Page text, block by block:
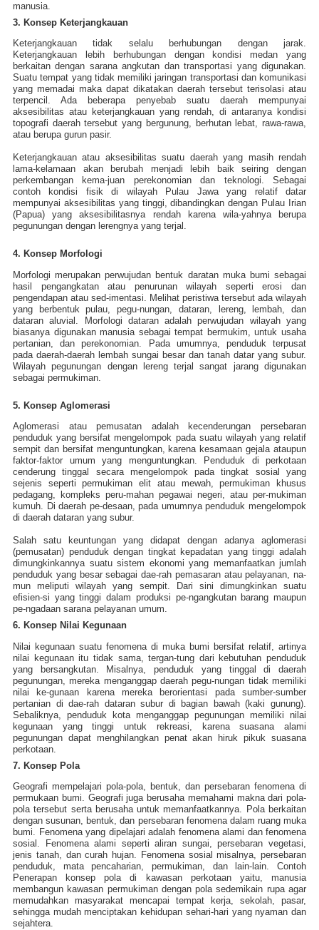
manusia.
3. Konsep Keterjangkauan
Keterjangkauan tidak selalu berhubungan dengan jarak.
Keterjangkauan lebih berhubungan dengan kondisi medan yang
berkaitan dengan sarana angkutan dan transportasi yang digunakan.
Suatu tempat yang tidak memiliki jaringan transportasi dan komunikasi
yang memadai maka dapat dikatakan daerah tersebut terisolasi atau
terpencil. Ada beberapa penyebab suatu daerah mempunyai
aksesibilitas atau keterjangkauan yang rendah, di antaranya kondisi
topografi daerah tersebut yang bergunung, berhutan lebat, rawa-rawa,
atau berupa gurun pasir.
Keterjangkauan atau aksesibilitas suatu daerah yang masih rendah
lama-kelamaan akan berubah menjadi lebih baik seiring dengan
perkembangan kema-juan perekonomian dan teknologi. Sebagai
contoh kondisi fisik di wilayah Pulau Jawa yang relatif datar
mempunyai aksesibilitas yang tinggi, dibandingkan dengan Pulau Irian
(Papua) yang aksesibilitasnya rendah karena wila-yahnya berupa
pegunungan dengan lerengnya yang terjal.
4. Konsep Morfologi
Morfologi merupakan perwujudan bentuk daratan muka bumi sebagai
hasil pengangkatan atau penurunan wilayah seperti erosi dan
pengendapan atau sed-imentasi. Melihat peristiwa tersebut ada wilayah
yang berbentuk pulau, pegu-nungan, dataran, lereng, lembah, dan
dataran aluvial. Morfologi dataran adalah perwujudan wilayah yang
biasanya digunakan manusia sebagai tempat bermukim, untuk usaha
pertanian, dan perekonomian. Pada umumnya, penduduk terpusat
pada daerah-daerah lembah sungai besar dan tanah datar yang subur.
Wilayah pegunungan dengan lereng terjal sangat jarang digunakan
sebagai permukiman.
5. Konsep Aglomerasi
Aglomerasi atau pemusatan adalah kecenderungan persebaran
penduduk yang bersifat mengelompok pada suatu wilayah yang relatif
sempit dan bersifat menguntungkan, karena kesamaan gejala ataupun
faktor-faktor umum yang menguntungkan. Penduduk di perkotaan
cenderung tinggal secara mengelompok pada tingkat sosial yang
sejenis seperti permukiman elit atau mewah, permukiman khusus
pedagang, kompleks peru-mahan pegawai negeri, atau per-mukiman
kumuh. Di daerah pe-desaan, pada umumnya penduduk mengelompok
di daerah dataran yang subur.
Salah satu keuntungan yang didapat dengan adanya aglomerasi
(pemusatan) penduduk dengan tingkat kepadatan yang tinggi adalah
dimungkinkannya suatu sistem ekonomi yang memanfaatkan jumlah
penduduk yang besar sebagai dae-rah pemasaran atau pelayanan, na-
mun meliputi wilayah yang sempit. Dari sini dimungkinkan suatu
efisien-si yang tinggi dalam produksi pe-ngangkutan barang maupun
pe-ngadaan sarana pelayanan umum.
6. Konsep Nilai Kegunaan
Nilai kegunaan suatu fenomena di muka bumi bersifat relatif, artinya
nilai kegunaan itu tidak sama, tergan-tung dari kebutuhan penduduk
yang bersangkutan. Misalnya, penduduk yang tinggal di daerah
pegunungan, mereka menganggap daerah pegu-nungan tidak memiliki
nilai ke-gunaan karena mereka berorientasi pada sumber-sumber
pertanian di dae-rah dataran subur di bagian bawah (kaki gunung).
Sebaliknya, penduduk kota menganggap pegunungan memiliki nilai
kegunaan yang tinggi untuk rekreasi, karena suasana alami
pegunungan dapat menghilangkan penat akan hiruk pikuk suasana
perkotaan.
7. Konsep Pola
Geografi mempelajari pola-pola, bentuk, dan persebaran fenomena di
permukaan bumi. Geografi juga berusaha memahami makna dari pola-
pola tersebut serta berusaha untuk memanfaatkannya. Pola berkaitan
dengan susunan, bentuk, dan persebaran fenomena dalam ruang muka
bumi. Fenomena yang dipelajari adalah fenomena alami dan fenomena
sosial. Fenomena alami seperti aliran sungai, persebaran vegetasi,
jenis tanah, dan curah hujan. Fenomena sosial misalnya, persebaran
penduduk, mata pencaharian, permukiman, dan lain-lain. Contoh
Penerapan konsep pola di kawasan perkotaan yaitu, manusia
membangun kawasan permukiman dengan pola sedemikain rupa agar
memudahkan masyarakat mencapai tempat kerja, sekolah, pasar,
sehingga mudah menciptakan kehidupan sehari-hari yang nyaman dan
sejahtera.